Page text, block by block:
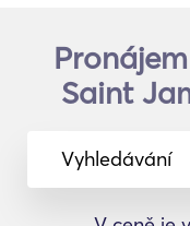
Saint
Vyhledávání